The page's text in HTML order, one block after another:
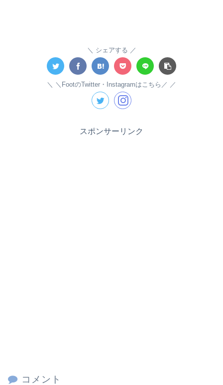
シェアする
＼FootのTwitter・Instagramはこちら／
スポンサーリンク
コメント